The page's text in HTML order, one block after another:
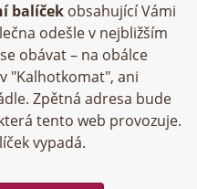
balíček obsahující Vámi
odešle v nejbližším
obávat – na obálce
"Kalhotkomat", ani
Zpětná adresa bude
tento web provozuje.
vypadá.